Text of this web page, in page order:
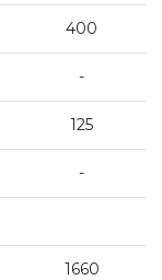
400
-
125
-
1660